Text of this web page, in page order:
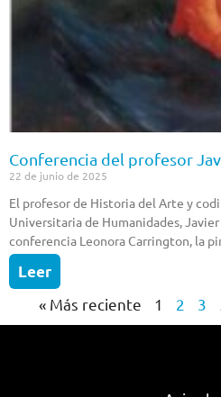
Conferencia del profesor
22 de junio de 2025
El profesor de Historia del Arte y
Universitaria de Humanidades,
conferencia Leonora Carrington, la
Leer
« Más reciente
1 2 3